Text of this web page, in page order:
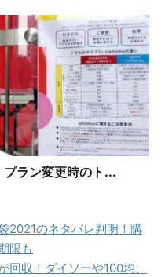
プラン変更時のト...
2021のネタバレ判明！購
限も
回収！ダイソーや100均、